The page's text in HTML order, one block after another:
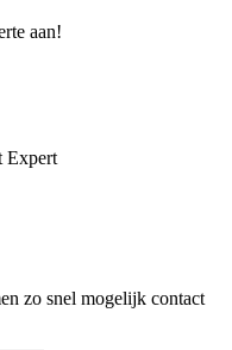
aan!
Expert
zo snel mogelijk contact